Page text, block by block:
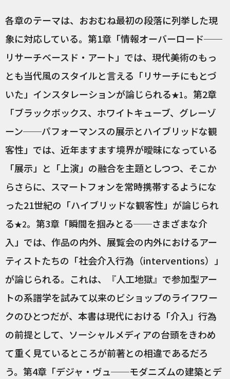
各章のテーマは、おおむね最初の段落に列挙した現
象に対応している。第1章「情報オーバーロード──
リサーチベースド・アート」では、現代美術のもっ
とも当代風のスタイルと言える「リサーチにもとづ
いた」インスタレーションが論じられる★1。第2章
「ブラックボックス、ホワイトキューブ、グレーゾ
ーン──パフォーマンスの展示とハイブリッドな観
客性」では、近年ますます境界が曖昧になっている
「展示」と「上演」の融合を主題としつつ、そこか
らさらに、スマートフォンを常時携帯するようにな
った21世紀の「ハイブリッドな観客性」が論じられ
る★2。第3章「瞬間を掴みとる──さまざまな介
入」では、作品の内外、展覧会の内外におけるアー
ティストたちの「社会介入行為（interventions）」
が論じられる。これは、『人工地獄』で参加型アー
トの系譜学を試みて以来のビショップのライフワー
クのひとつだが、本書は現代における「介入」行為
の前提として、ソーシャルメディアの台頭をきわめ
て重く見ているところが前著との相違であるだろ
う。第4章「デジャ・ヴュ──モダニズムの建築とデ